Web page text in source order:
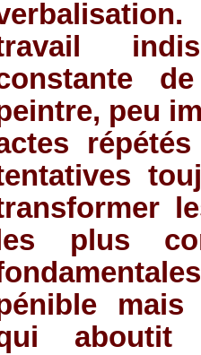
peu
plus
mais